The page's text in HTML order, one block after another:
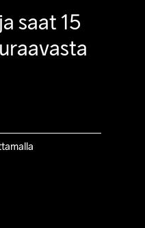
saat 15